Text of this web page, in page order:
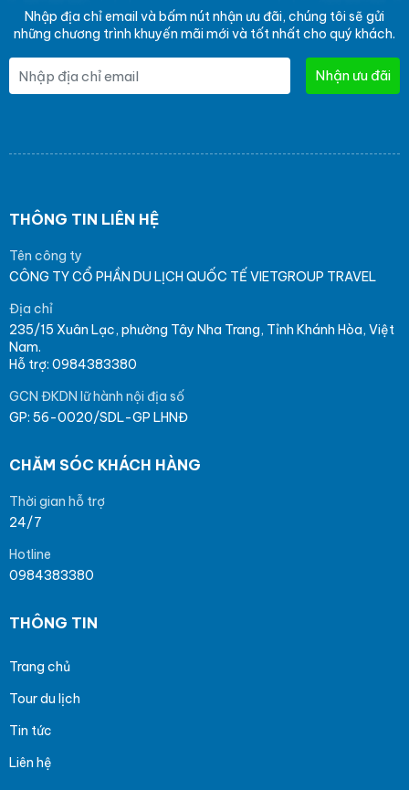
Nhập địa chỉ email và bấm nút nhận ưu đãi, chúng tôi sẽ gửi
những chương trình khuyến mãi mới và tốt nhất cho quý khách.
Nhận ưu đãi
THÔNG TIN LIÊN HỆ
Tên công ty
CÔNG TY CỔ PHẦN DU LỊCH QUỐC TẾ VIETGROUP TRAVEL
Địa chỉ
235/15 Xuân Lạc, phường Tây Nha Trang, Tỉnh Khánh Hòa, Việt
Nam.
Hỗ trợ: 0984383380
GCN ĐKDN lữ hành nội địa số
GP: 56-0020/SDL-GP LHNĐ
CHĂM SÓC KHÁCH HÀNG
Thời gian hỗ trợ
24/7
Hotline
0984383380
THÔNG TIN
Trang chủ
Tour du lịch
Tin tức
Liên hệ